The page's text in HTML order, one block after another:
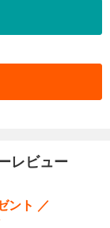
試し読み
レビュー
ント ／